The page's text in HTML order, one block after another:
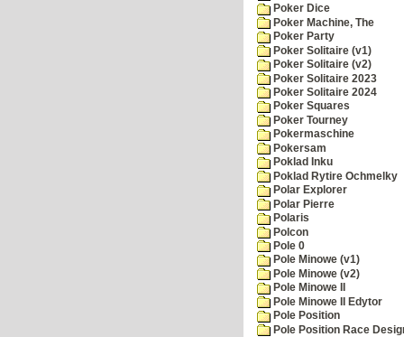
Poker Dice
Poker Machine, The
Poker Party
Poker Solitaire (v1)
Poker Solitaire (v2)
Poker Solitaire 2023
Poker Solitaire 2024
Poker Squares
Poker Tourney
Pokermaschine
Pokersam
Poklad Inku
Poklad Rytire Ochmelky
Polar Explorer
Polar Pierre
Polaris
Polcon
Pole 0
Pole Minowe (v1)
Pole Minowe (v2)
Pole Minowe II
Pole Minowe II Edytor
Pole Position
Pole Position Race